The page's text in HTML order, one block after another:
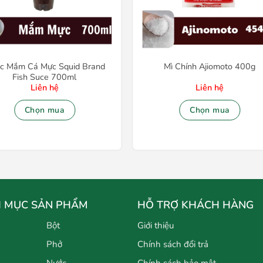
Mắm Cá Mực Squid Brand
Fish Suce 700ml
Liên hệ
Chọn mua
Mì Chính Ajiomoto 400g
Liên hệ
Chọn mua
MỤC SẢN PHẨM
Bột
Phở
HỖ TRỢ KHÁCH HÀNG
Giới thiệu
Chính sách đổi trả